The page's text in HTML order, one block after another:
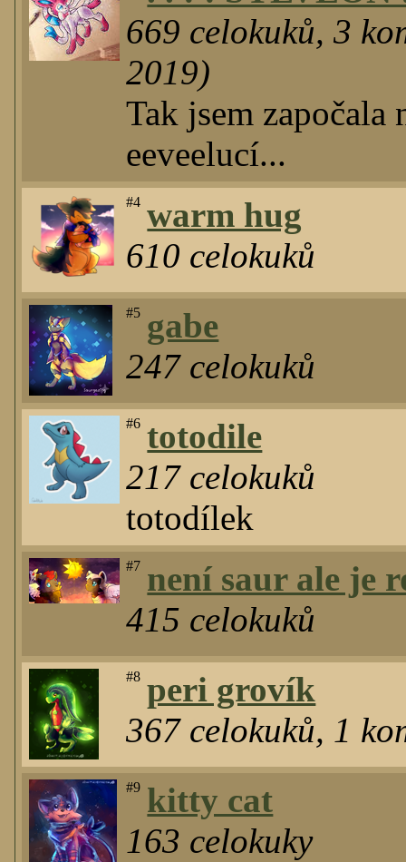
669 celokuků,3
2019)
Tak jsem
eeveelucí...
#4 warm hug
610 celokuků
#5 gabe
247celokuků
#6 totodile
217celokuků
totodílek
#7 není saur ale je
415 celokuků
#8 peri grovík
367celokuků, 1
#9 kitty cat
163 celokuky